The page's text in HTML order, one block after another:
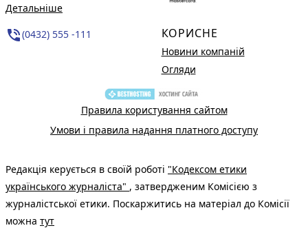
Детальніше
phone_in_talk(0432) 555 -111 КОРИСНЕ
Новини компаній
Огляди
Правила користування сайтом
Умови і правила надання платного доступу
Редакція керується в своїй роботі "Кодексом етики
українського журналіста" , затвердженим Комісією з
журналістської етики. Поскаржитись на матеріал до Комісії
можна тут